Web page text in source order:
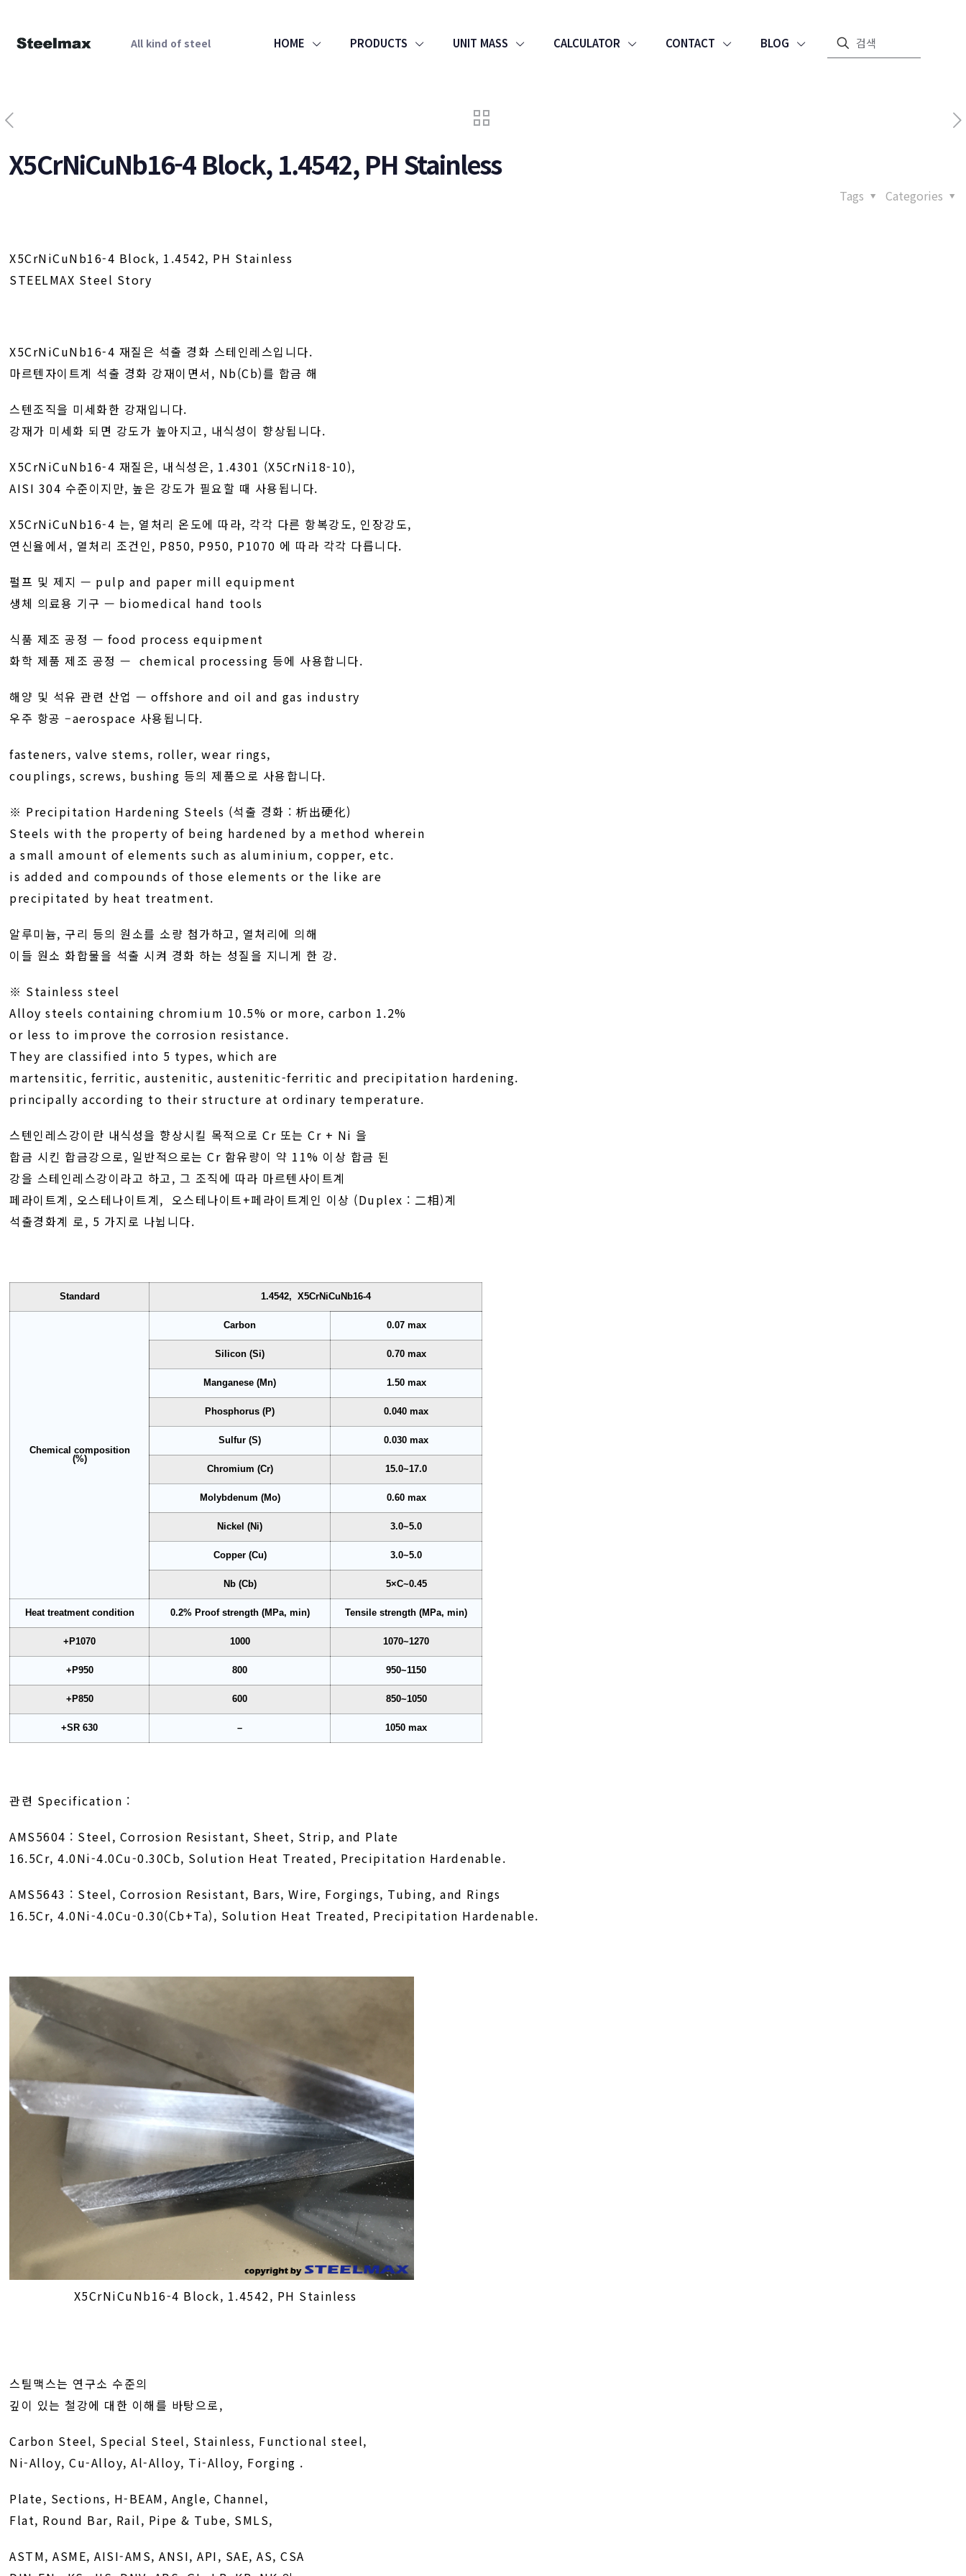
All kind of steel HOME PRODUCTS UNIT MASS CALCULATOR CONTACT BLOG
X5CrNiCuNb16-4 Block, 1.4542, PH Stainless
Categories
Tags
X5CrNiCuNb16-4 Block, 1.4542, PH Stainless
STEELMAX Steel Story
X5CrNiCuNb16-4 재질은 석출 경화 스테인레스입니다.
마르텐자이트계 석출 경화 강재이면서, Nb(Cb)를 합금 해
스텐조직을 미세화한 강재입니다.
강재가 미세화 되면 강도가 높아지고, 내식성이 향상됩니다.
X5CrNiCuNb16-4 재질은, 내식성은, 1.4301 (X5CrNi18-10),
AISI 304 수준이지만, 높은 강도가 필요할 때 사용됩니다.
X5CrNiCuNb16-4 는, 열처리 온도에 따라, 각각 다른 항복강도, 인장강도,
연신율에서, 열처리 조건인, P850, P950, P1070 에 따라 각각 다릅니다.
펄프 및 제지 — pulp and paper mill equipment
생체 의료용 기구 — biomedical hand tools
식품 제조 공정 — food process equipment
화학 제품 제조 공정 — chemical processing 등에 사용합니다.
해양 및 석유 관련 산업 — offshore and oil and gas industry
우주 항공 –aerospace 사용됩니다.
fasteners, valve stems, roller, wear rings,
couplings, screws, bushing 등의 제품으로 사용합니다.
※ Precipitation Hardening Steels (석출 경화 : 析出硬化)
Steels with the property of being hardened by a method wherein
a small amount of elements such as aluminium, copper, etc.
is added and compounds of those elements or the like are
precipitated by heat treatment.
알루미늄, 구리 등의 원소를 소량 첨가하고, 열처리에 의해
이들 원소 화합물을 석출 시켜 경화 하는 성질을 지니게 한 강.
※ Stainless steel
Alloy steels containing chromium 10.5% or more, carbon 1.2%
or less to improve the corrosion resistance.
They are classified into 5 types, which are
martensitic, ferritic, austenitic, austenitic-ferritic and precipitation hardening.
principally according to their structure at ordinary temperature.
스텐인레스강이란 내식성을 향상시킬 목적으로 Cr 또는 Cr + Ni 을
합금 시킨 합금강으로, 일반적으로는 Cr 함유량이 약 11% 이상 합금 된
강을 스테인레스강이라고 하고, 그 조직에 따라 마르텐사이트계
페라이트계, 오스테나이트계, 오스테나이트+페라이트계인 이상 (Duplex : 二相)계
석출경화계 로, 5 가지로 나뉩니다.
Standard 1.4542, X5CrNiCuNb16-4
Chemical composition
(%)
Carbon 0.07 max
Silicon (Si) 0.70 max
Manganese (Mn) 1.50 max
Phosphorus (P) 0.040 max
Sulfur (S) 0.030 max
Chromium (Cr) 15.0~17.0
Molybdenum (Mo) 0.60 max
Nickel (Ni) 3.0~5.0
Copper (Cu) 3.0~5.0
Nb (Cb) 5×C~0.45
Heat treatment condition 0.2% Proof strength (MPa, min) Tensile strength (MPa, min)
+P1070 1000 1070~1270
+P950 800 950~1150
+P850 600 850~1050
+SR 630 – 1050 max
관련 Specification :
AMS5604 : Steel, Corrosion Resistant, Sheet, Strip, and Plate
16.5Cr, 4.0Ni-4.0Cu-0.30Cb, Solution Heat Treated, Precipitation Hardenable.
AMS5643 : Steel, Corrosion Resistant, Bars, Wire, Forgings, Tubing, and Rings
16.5Cr, 4.0Ni-4.0Cu-0.30(Cb+Ta), Solution Heat Treated, Precipitation Hardenable.
X5CrNiCuNb16-4 Block, 1.4542, PH Stainless
스틸맥스는 연구소 수준의
깊이 있는 철강에 대한 이해를 바탕으로,
Carbon Steel, Special Steel, Stainless, Functional steel,
Ni-Alloy, Cu-Alloy, Al-Alloy, Ti-Alloy, Forging .
Plate, Sections, H-BEAM, Angle, Channel,
Flat, Round Bar, Rail, Pipe & Tube, SMLS,
ASTM, ASME, AISI-AMS, ANSI, API, SAE, AS, CSA